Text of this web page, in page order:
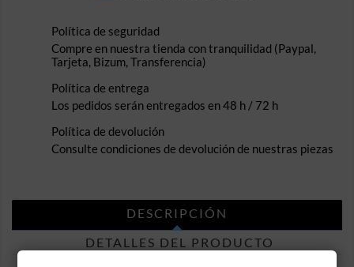
Política de seguridad
Compre en nuestra tienda con tranquilidad (Paypal,
Tarjeta, Bizum, Transferencia)
Política de entrega
Los pedidos serán entregados en 48 h / 72 h
Política de devolución
Consulte condiciones de devolución de nuestras piezas
DESCRIPCIÓN
DETALLES DEL PRODUCTO